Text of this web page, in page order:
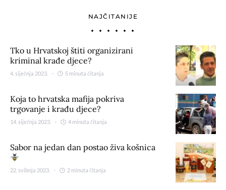
NAJČITANIJE
Tko u Hrvatskoj štiti organizirani
kriminal krađe djece?
4. siječnja 2023. 5 minuta čitanja
Koja to hrvatska mafija pokriva
trgovanje i krađu djece?
14. siječnja 2023. 4 minuta čitanja
Sabor na jedan dan postao živa košnica
22. svibnja 2023. 2 minuta čitanja